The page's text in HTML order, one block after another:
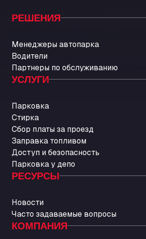
РЕШЕНИЯ
Менеджеры автопарка
Водители
Партнеры по обслуживанию
УСЛУГИ
Парковка
Стирка
Сбор платы за проезд
Заправка топливом
Доступ и безопасность
Парковка у депо
РЕСУРСЫ
Новости
Часто задаваемые вопросы
КОМПАНИЯ